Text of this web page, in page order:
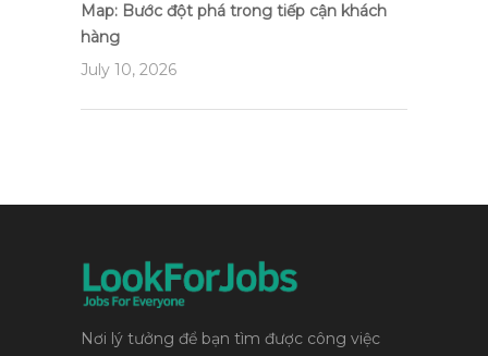
Map: Bước đột phá trong tiếp cận khách
hàng
July 10, 2026
Nơi lý tưởng để bạn tìm được công việc